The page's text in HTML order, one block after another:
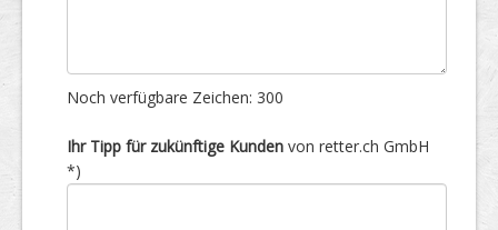
Noch verfügbare Zeichen: 300
Ihr Tipp für zukünftige Kunden von retter.ch GmbH
*)